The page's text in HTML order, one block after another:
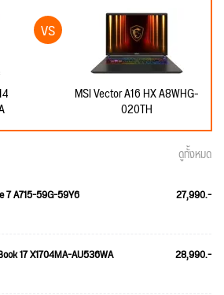
MSI Vector A16 HX A8WHG-
020TH
ดูทั้งหมด
7 A715-59G-59Y6 27,990.-
17 X1704MA-AU536WA 28,990.-